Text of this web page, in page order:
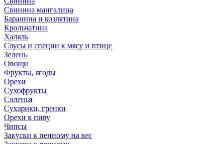
Свинина мангалица
Баранина и козлятина
Крольчатина
Халяль
Соусы и специи к мясу и птице
Зелень
Овощи
Фрукты, ягоды
Орехи
Сухофрукты
Соленья
Сухарики, гренки
Орехи к пиву
Чипсы
Закуски к пенному на вес